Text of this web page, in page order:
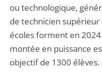
ou technologique,
de technicien supérieur
écoles forment en
montée en puissance
objectif de 1300 élèves.